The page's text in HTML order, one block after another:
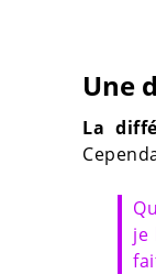
Une
La
je